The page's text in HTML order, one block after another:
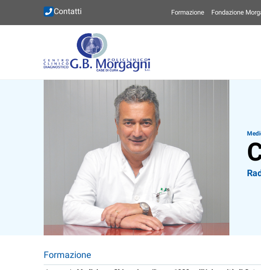
Contatti Formazione Fondazione
Formazione